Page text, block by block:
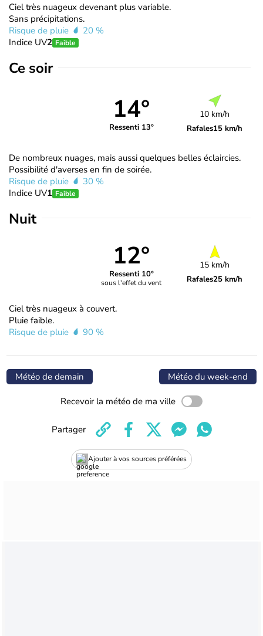
Ciel très nuageux devenant plus variable.
Sans précipitations.
Risque de pluie
20 %
Indice UV2 Faible
Ce soir
14°
Ressenti 13°
10 km/h
Rafales15 km/h
De nombreux nuages, mais aussi quelques belles éclaircies.
Possibilité d'averses en fin de soirée.
Risque de pluie
30 %
Indice UV1 Faible
Nuit
12°
Ressenti 10°
sous l'effet du vent
15 km/h
Rafales25 km/h
Ciel très nuageux à couvert.
Pluie faible.
Risque de pluie
90 %
Météo de demain Météo du week-end
Recevoir la météo de ma ville
Ajouter à vos sources préférées
Partager